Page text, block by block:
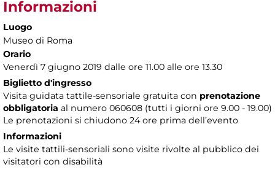
Informazioni
Luogo
Museo di Roma
Orario
Venerdì 7 giugno 2019 dalle ore 11.00 alle ore 13.30
Biglietto d'ingresso
Visita guidata tattile-sensoriale gratuita con prenotazione
obbligatoria al numero 060608 (tutti i giorni ore 9.00 - 19.00)
Le prenotazioni si chiudono 24 ore prima dell’evento
Informazioni
Le visite tattili-sensoriali sono visite rivolte al pubblico dei
visitatori con disabilità